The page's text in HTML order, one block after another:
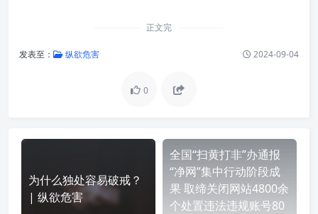
正文完
发表至： 纵欲危害 2024-09-04
0
为什么独处容易破戒？
| 纵欲危害
全国“扫黄打非”办通报
“净网”集中行动阶段成
果 取缔关闭网站4800余
个处置违法违规账号80